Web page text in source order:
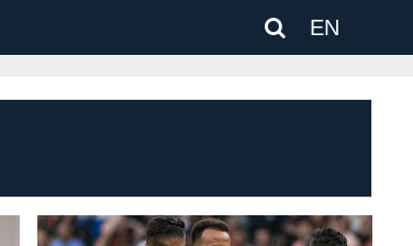
EN